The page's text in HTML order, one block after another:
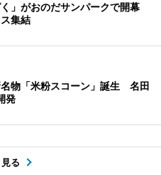
」がおのだサンパークで開幕
集結
物「米粉スコーン」誕生 名田
発
る